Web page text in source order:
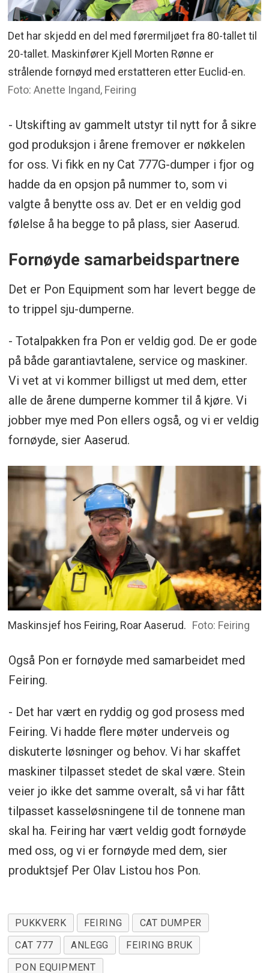
Det har skjedd en del med førermiljøet fra 80-tallet til
20-tallet. Maskinfører Kjell Morten Rønne er
strålende fornøyd med erstatteren etter Euclid-en.
Foto: Anette Ingand, Feiring
- Utskifting av gammelt utstyr til nytt for å sikre
god produksjon i årene fremover er nøkkelen
for oss. Vi fikk en ny Cat 777G-dumper i fjor og
hadde da en opsjon på nummer to, som vi
valgte å benytte oss av. Det er en veldig god
følelse å ha begge to på plass, sier Aaserud.
Fornøyde samarbeidspartnere
Det er Pon Equipment som har levert begge de
to trippel sju-dumperne.
- Totalpakken fra Pon er veldig god. De er gode
på både garantiavtalene, service og maskiner.
Vi vet at vi kommer billigst ut med dem, etter
alle de årene dumperne kommer til å kjøre. Vi
jobber mye med Pon ellers også, og vi er veldig
fornøyde, sier Aaserud.
Maskinsjef hos Feiring, Roar Aaserud. Foto: Feiring
Også Pon er fornøyde med samarbeidet med
Feiring.
- Det har vært en ryddig og god prosess med
Feiring. Vi hadde flere møter underveis og
diskuterte løsninger og behov. Vi har skaffet
maskiner tilpasset stedet de skal være. Stein
veier jo ikke det samme overalt, så vi har fått
tilpasset kasseløsningene til de tonnene man
skal ha. Feiring har vært veldig godt fornøyde
med oss, og vi er fornøyde med dem, sier
produktsjef Per Olav Listou hos Pon.
PUKKVERK FEIRING
CAT DUMPER
CAT 777
ANLEGG
FEIRING BRUK
PON EQUIPMENT